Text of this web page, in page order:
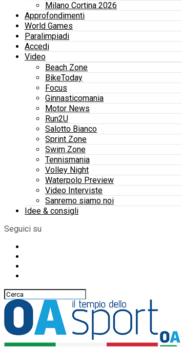
Milano Cortina 2026
Approfondimenti
World Games
Paralimpiadi
Accedi
Video
Beach Zone
BikeToday
Focus
Ginnasticomania
Motor News
Run2U
Salotto Bianco
Sprint Zone
Swim Zone
Tennismania
Volley Night
Waterpolo Preview
Video Interviste
Sanremo siamo noi
Idee & consigli
Seguici su